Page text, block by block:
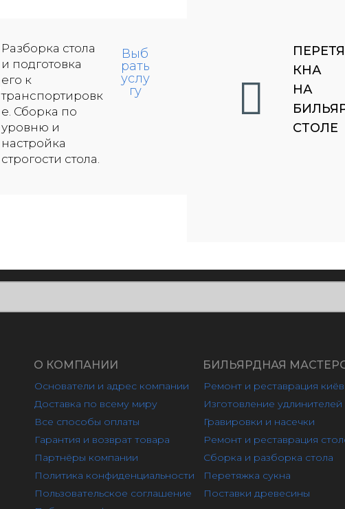
Разборка стола
и подготовка
его к
транспортировк
е. Сборка по
уровню и
настройка
строгости стола.
Выб
рать
услу
гу
КНА
НА
СТОЛЕ​​​​​​​
О КОМПАНИИ
Основатели и адрес компании
Доставка по всему миру
Все способы оплаты
Гарантия и возврат товара
Партнёры компании
Политика конфиденциальности
Пользовательское соглашение
БИЛЬЯРДНАЯ
Ремонт и реставрация киёв
Изготовление удлинителей
Гравировки и насечки
Ремонт и реставрация
Сборка и разборка стола
Перетяжка сукна
Поставки древесины